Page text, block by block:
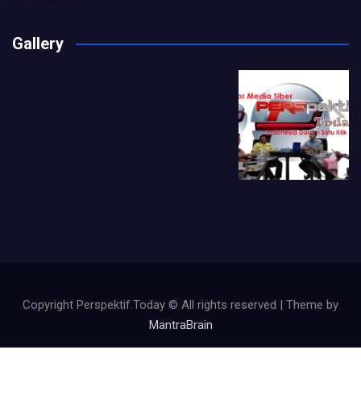
Gallery
Copyright Perspektif.Today © All rights reserved | Theme by
MantraBrain